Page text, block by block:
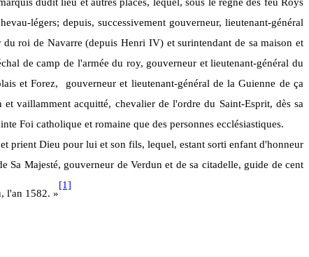
légers; depuis, successivement gouverneur, lieutenant-général
roi de Navarre (depuis Henri IV) et surintendant de sa maison et
de camp de l'armée du roy, gouverneur et lieutenant-général du
et Forez,
gouverneur et lieutenant-général de la Guienne de ça
vaillamment acquitté, chevalier de l'ordre du Saint-Esprit, dès sa
Foi catholique et romaine que des personnes ecclésiastiques.
prient Dieu pour lui et son fils, lequel, estant sorti enfant d'honneur
Majesté, gouverneur de Verdun et de sa citadelle, guide de cent
l'an 1582. »
[1]